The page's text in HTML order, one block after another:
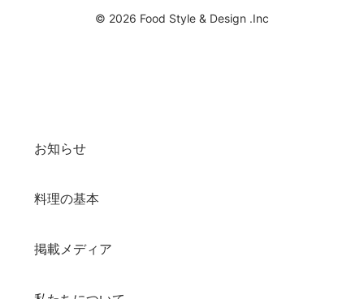
© 2026 Food Style & Design .Inc
お知らせ
料理の基本
掲載メディア